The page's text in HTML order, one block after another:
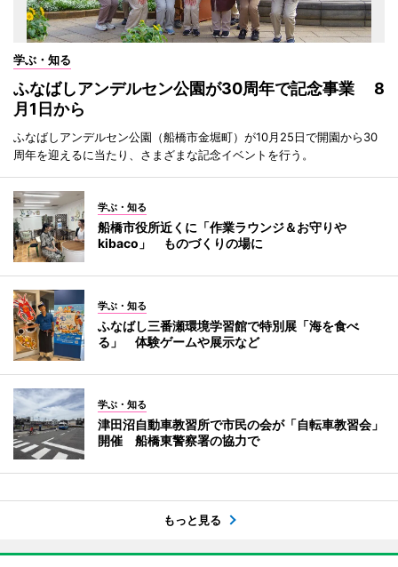
学ぶ・知る
ふなばしアンデルセン公園が30周年で記念事業 8
月1日から
ふなばしアンデルセン公園（船橋市金堀町）が10月25日で開園から30
周年を迎えるに当たり、さまざまな記念イベントを行う。
学ぶ・知る
船橋市役所近くに「作業ラウンジ＆お守りや
kibaco」 ものづくりの場に
学ぶ・知る
ふなばし三番瀬環境学習館で特別展「海を食べ
る」 体験ゲームや展示など
学ぶ・知る
津田沼自動車教習所で市民の会が「自転車教習会」
開催 船橋東警察署の協力で
もっと見る